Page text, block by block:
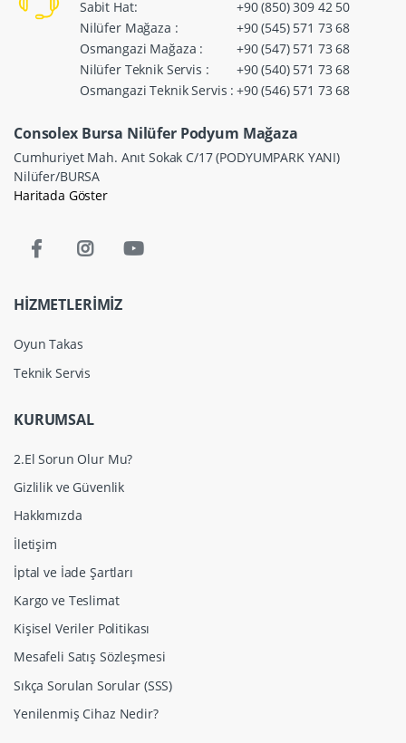
Sabit Hat:
+90 (850) 309 42 50
Nilüfer Mağaza :
+90 (545) 571 73 68
Osmangazi Mağaza :
+90 (547) 571 73 68
Nilüfer Teknik Servis :
+90 (540) 571 73 68
Osmangazi Teknik Servis : +90 (546) 571 73 68
Consolex Bursa Nilüfer Podyum Mağaza
Cumhuriyet Mah. Anıt Sokak C/17 (PODYUMPARK YANI)
Nilüfer/BURSA
Haritada Göster
HİZMETLERİMİZ
Oyun Takas
Teknik Servis
KURUMSAL
2.El Sorun Olur Mu?
Gizlilik ve Güvenlik
Hakkımızda
İletişim
İptal ve İade Şartları
Kargo ve Teslimat
Kişisel Veriler Politikası
Mesafeli Satış Sözleşmesi
Sıkça Sorulan Sorular (SSS)
Yenilenmiş Cihaz Nedir?